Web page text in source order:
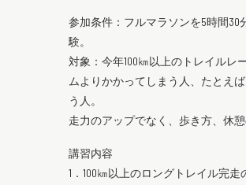
参加条件：フルマラソンを5時間
験。
対象：今年100㎞以上のトレイル
ムよりかかってしまう人、たとえ
う人。
走力のアップでなく、歩き方、休
講習内容
1．100㎞以上のロングトレイル完